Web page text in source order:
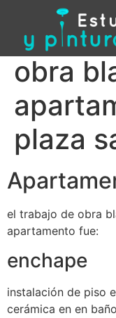
obra
plaza
el trabajo de obra
apartamento fue:
enchape
instalación de piso
cerámica en en